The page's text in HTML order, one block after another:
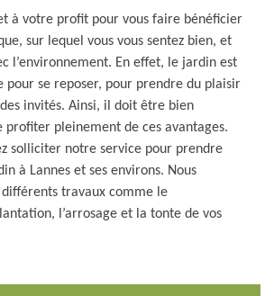
à votre profit pour vous faire bénéficier
sur lequel vous vous sentez bien, et
l’environnement. En effet, le jardin est
pour se reposer, pour prendre du plaisir
invités. Ainsi, il doit être bien
profiter pleinement de ces avantages.
solliciter notre service pour prendre
à Lannes et ses environs. Nous
travaux comme le
l’arrosage et la tonte de vos